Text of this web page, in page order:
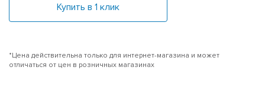
Купить в 1 клик
*Цена действительна только для интернет-магазина и может
отличаться от цен в розничных магазинах